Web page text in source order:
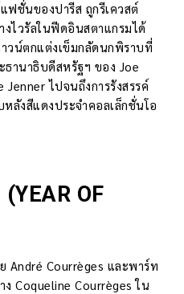
ชั่นของปารีส ถูกรีเควสต์
ไวรัลในฟีดอินสตาแกรมได้
วน์ตกแต่งเข็มกลัดนกพิราบที่
านาธิบดีสหรัฐฯ ของ Joe
Jenner ไปจนถึงการรังสรรค์
ลังสีแดงประจำคอลเล็กชั่นโอ
(YEAR OF
André Courrèges และพาร์ท
Coqueline Courrèges ใน